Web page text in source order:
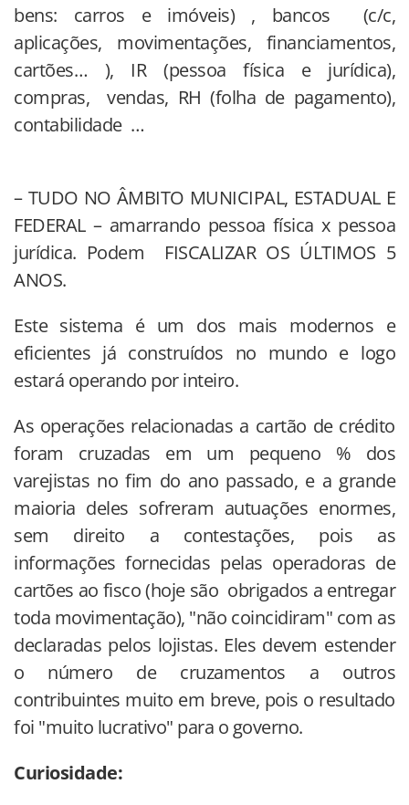
bens: carros e imóveis) , bancos (c/c,
aplicações, movimentações, financiamentos,
cartões… ), IR (pessoa física e jurídica),
compras, vendas, RH (folha de pagamento),
contabilidade …
– TUDO NO ÂMBITO MUNICIPAL, ESTADUAL E
FEDERAL – amarrando pessoa física x pessoa
jurídica. Podem FISCALIZAR OS ÚLTIMOS 5
ANOS.
Este sistema é um dos mais modernos e
eficientes já construídos no mundo e logo
estará operando por inteiro.
As operações relacionadas a cartão de crédito
foram cruzadas em um pequeno % dos
varejistas no fim do ano passado, e a grande
maioria deles sofreram autuações enormes,
sem direito a contestações, pois as
informações fornecidas pelas operadoras de
cartões ao fisco (hoje são obrigados a entregar
toda movimentação), "não coincidiram" com as
declaradas pelos lojistas. Eles devem estender
o número de cruzamentos a outros
contribuintes muito em breve, pois o resultado
foi "muito lucrativo" para o governo.
Curiosidade: